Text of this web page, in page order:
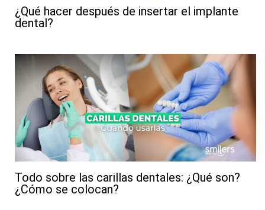
¿Qué hacer después de insertar el implante
dental?
Todo sobre las carillas dentales: ¿Qué son?
¿Cómo se colocan?